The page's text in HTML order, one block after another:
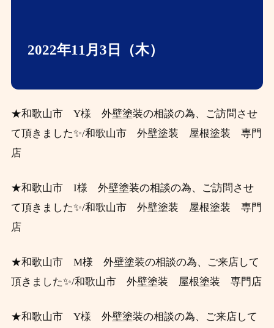
2022年11月3 日（木）
★和歌山市 Y様 外壁塗装の相談の為、ご訪問させ
て頂きました✨/和歌山市 外壁塗装 屋根塗装 専門
店
★和歌山市 I様 外壁塗装の相談の為、ご訪問させ
て頂きました✨/和歌山市 外壁塗装 屋根塗装 専門
店
★和歌山市 M様 外壁塗装の相談の為、ご来店して
頂きました✨/和歌山市 外壁塗装 屋根塗装 専門店
★和歌山市 Y様 外壁塗装の相談の為、ご来店して